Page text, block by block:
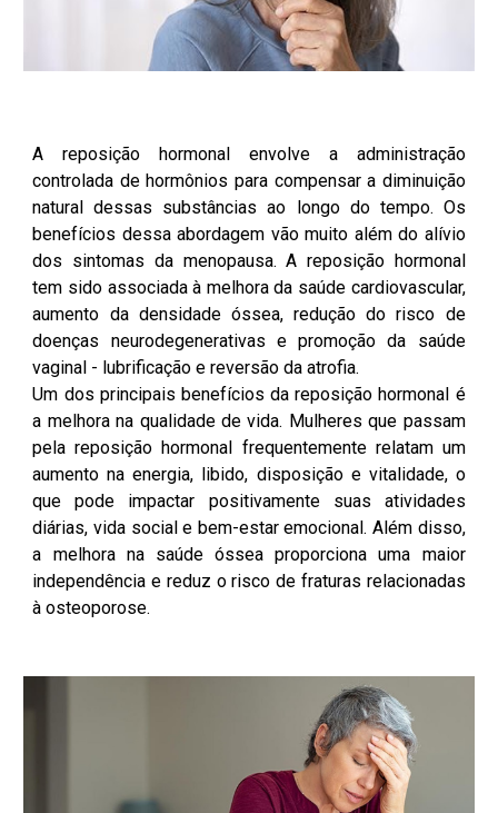
A reposição hormonal envolve a administração
controlada de hormônios para compensar a diminuição
natural dessas substâncias ao longo do tempo. Os
benefícios dessa abordagem vão muito além do alívio
dos sintomas da menopausa. A reposição hormonal
tem sido associada à melhora da saúde cardiovascular,
aumento da densidade óssea, redução do risco de
doenças neurodegenerativas e promoção da saúde
vaginal - lubrificação e reversão da atrofia.
Um dos principais benefícios da reposição hormonal é
a melhora na qualidade de vida. Mulheres que passam
pela reposição hormonal frequentemente relatam um
aumento na energia, libido, disposição e vitalidade, o
que pode impactar positivamente suas atividades
diárias, vida social e bem-estar emocional. Além disso,
a melhora na saúde óssea proporciona uma maior
independência e reduz o risco de fraturas relacionadas
à osteoporose.